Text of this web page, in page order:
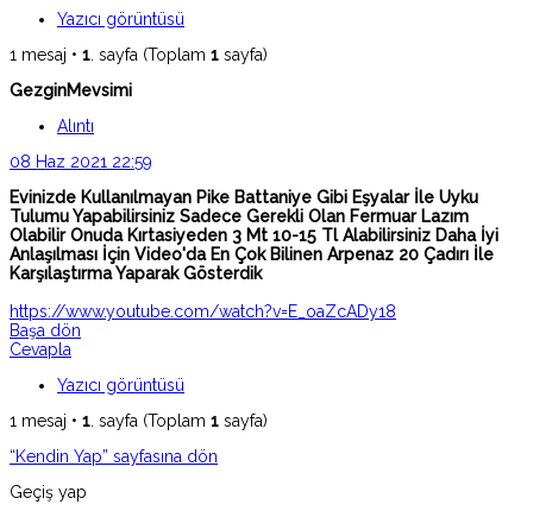
Yazıcı görüntüsü
1 mesaj • 1. sayfa (Toplam 1 sayfa)
GezginMevsimi
Alıntı
08 Haz 2021 22:59
Evinizde Kullanılmayan Pike Battaniye Gibi Eşyalar İle Uyku
Tulumu Yapabilirsiniz Sadece Gerekli Olan Fermuar Lazım
Olabilir Onuda Kırtasiyeden 3 Mt 10-15 Tl Alabilirsiniz Daha İyi
Anlaşılması İçin Video'da En Çok Bilinen Arpenaz 20 Çadırı İle
Karşılaştırma Yaparak Gösterdik
https://www.youtube.com/watch?v=E_oaZcADy18
Başa dön
Cevapla
Yazıcı görüntüsü
1 mesaj • 1. sayfa (Toplam 1 sayfa)
“Kendin Yap” sayfasına dön
Geçiş yap